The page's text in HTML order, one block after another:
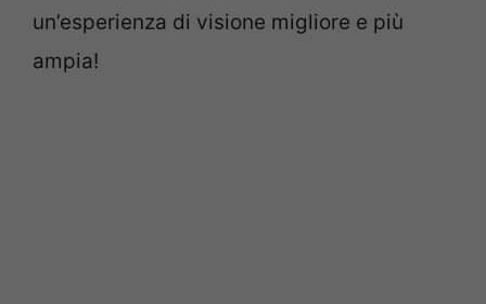
un’esperienza di visione migliore e più
ampia!